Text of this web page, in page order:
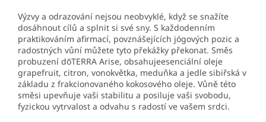
Výzvy a odrazování nejsou neobvyklé, když se snažíte
dosáhnout cílů a splnit si své sny. S každodenním
praktikováním afirmací, povznášejících jógových pozic a
radostných vůní můžete tyto překážky překonat. Směs
probuzení dōTERRA Arise, obsahujeesenciální oleje
grapefruit, citron, vonokvětka, meduňka a jedle sibiřská v
základu z frakcionovaného kokosového oleje. Vůně této
směsi upevňuje vaši stabilitu a posiluje vaši svobodu,
fyzickou vytrvalost a odvahu s radostí ve vašem srdci.